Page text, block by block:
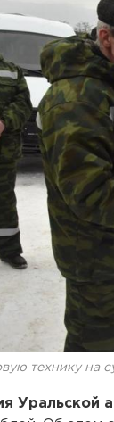
технику на
Уральской